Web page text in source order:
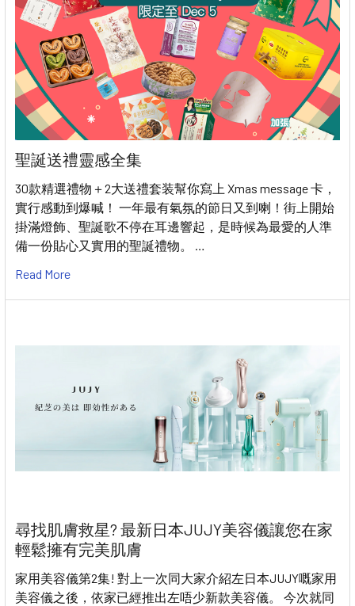
聖誕送禮靈感全集
30款精選禮物＋2大送禮套装幫你寫上 Xmas message 卡，
實行感動到爆喊！ 一年最有氣氛的節日又到喇！街上開始
掛滿燈飾、聖誕歌不停在耳邊響起，是時候為最愛的人準
備一份貼心又實用的聖誕禮物。 …
Read More
尋找肌膚救星? 最新日本JUJY美容儀讓您在家
輕鬆擁有完美肌膚
家用美容儀第2集! 對上一次同大家介紹左日本JUJY嘅家用
美容儀之後，依家已經推出左唔少新款美容儀。 今次就同